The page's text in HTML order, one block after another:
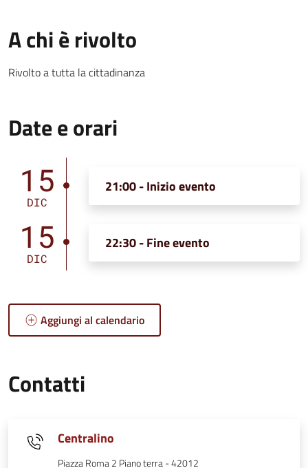
A chi è rivolto
Rivolto a tutta la cittadinanza
Date e orari
15
DIC
21:00 - Inizio evento
15
DIC
22:30 - Fine evento
Aggiungi al calendario
Contatti
Centralino
Piazza Roma 2 Piano terra - 42012